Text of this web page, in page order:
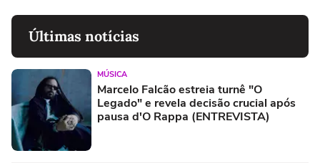
Últimas notícias
MÚSICA
Marcelo Falcão estreia turnê "O
Legado" e revela decisão crucial após
pausa d'O Rappa (ENTREVISTA)